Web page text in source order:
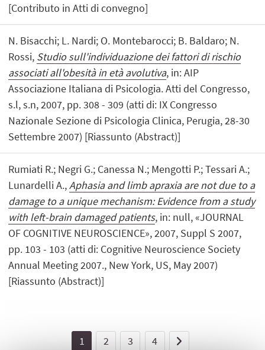
[Contributo in Atti di convegno]
N. Bisacchi; L. Nardi; O. Montebarocci; B. Baldaro; N.
Rossi, Studio sull'individuazione dei fattori di rischio
associati all'obesità in età avolutiva, in: AIP
Associazione Italiana di Psicologia. Atti del Congresso,
s.l, s.n, 2007, pp. 308 - 309 (atti di: IX Congresso
Nazionale Sezione di Psicologia Clinica, Perugia, 28-30
Settembre 2007) [Riassunto (Abstract)]
Rumiati R.; Negri G.; Canessa N.; Mengotti P.; Tessari A.;
Lunardelli A.,Aphasia and limb apraxia are not due to a
damage to a unique mechanism: Evidence from a study
with left-brain damaged patients, in: null, «JOURNAL
OF COGNITIVE NEUROSCIENCE», 2007, Suppl S 2007,
pp. 103 - 103 (atti di: Cognitive Neuroscience Society
Annual Meeting 2007., New York, US, May 2007)
[Riassunto (Abstract)]
1 2 3 4